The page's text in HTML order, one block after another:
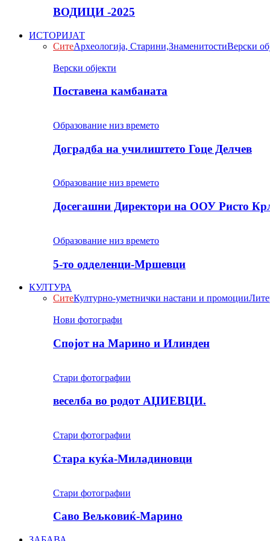
ВОДИЦИ -2025
ИСТОРИЈАТ
СитеАрхеологија, Старини,ЗнаменитостиВерски
Верски објекти
Поставена камбаната
Образование низ времето
Доградба на училиштето Гоце Делчев
Образование низ времето
Досегашни Директори на ООУ Ристо
Образование низ времето
5-то одделенци-Мршевци
КУЛТУРА
СитеКултурно-уметнички настани и промоции
Нови фотографи
Спојот на Марино и Илинден
Стари фотографии
веселба во родот АЏИЕВЦИ.
Стари фотографии
Стара куќа-Миладиновци
Стари фотографии
Саво Вељковиќ-Марино